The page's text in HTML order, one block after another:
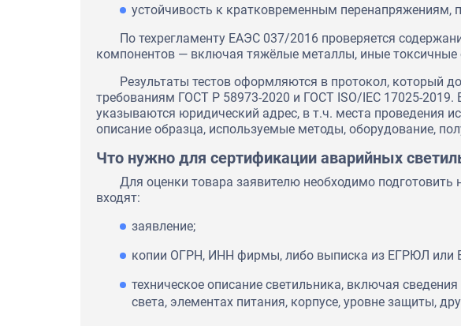
устойчивость к кратковременным перенапряжениям,
По техрегламенту ЕАЭС 037/2016 проверяется
компонентов — включая тяжёлые металлы, иные токсичные
Результаты тестов оформляются в протокол, который
требованиям ГОСТ Р 58973-2020 и ГОСТ ISO/IEC 17025-2019.
указываются юридический адрес, в т.ч. места проведения
описание образца, используемые методы, оборудование,
Что нужно для сертификации аварийных
Для оценки товара заявителю необходимо подготовить
входят:
заявление;
копии ОГРН, ИНН фирмы, либо выписка из ЕГРЮЛ или
техническое описание светильника, включая
света, элементах питания, корпусе, уровне защиты,